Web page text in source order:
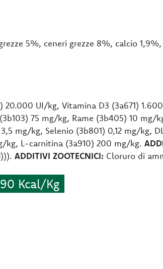
5%, ceneri grezze 8%, calcio
20.000 UI/kg, Vitamina D3 (3a671)
75 mg/kg, Rame (3b405) 10 mg/
mg/kg, Selenio (3b801) 0,12 mg/kg,
kg, L-carnitina (3a910) 200 mg/kg.
ADDITIVI ZOOTECNICI: Cloruro di
Kcal/Kg